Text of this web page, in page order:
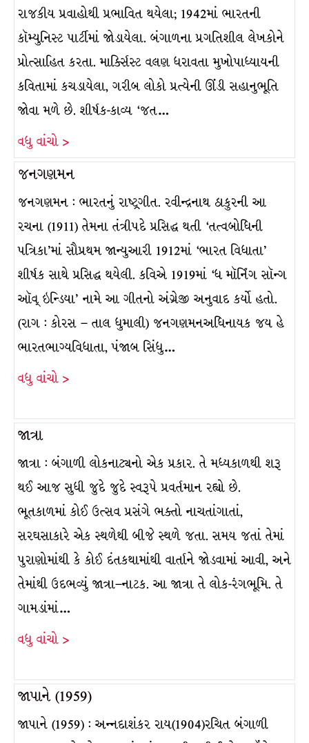
રાજકીય પ્રવાહોથી પ્રભાવિત થયેલા; 1942માં ભારતની
કૉમ્યુનિસ્ટ પાર્ટીમાં જોડાયેલા. બંગાળના પ્રગતિશીલ લેખકોને
પ્રોત્સાહિત કરતા. માર્ક્સિસ્ટ વલણ ધરાવતા મુખોપાધ્યાયની
કવિતામાં કચડાયેલા, ગરીબ લોકો પ્રત્યેની ઊંડી સહાનુભૂતિ
જોવા મળે છે. શીર્ષક-કાવ્ય ‘જત…
વધુ વાંચો >
જનગણમન
જનગણમન : ભારતનું રાષ્ટ્રગીત. રવીન્દ્રનાથ ઠાકુરની આ
રચના (1911) તેમના તંત્રીપદે પ્રસિદ્ધ થતી ‘તત્વબોધિની
પત્રિકા’માં સૌપ્રથમ જાન્યુઆરી 1912માં ‘ભારત વિધાતા’
શીર્ષક સાથે પ્રસિદ્ધ થયેલી. કવિએ 1919માં ‘ધ મૉર્નિંગ સૉન્ગ
ઑવ્ ઇન્ડિયા’ નામે આ ગીતનો અંગ્રેજી અનુવાદ કર્યો હતો.
(રાગ : કોરસ – તાલ ધુમાલી) જનગણમનઅધિનાયક જય હે
ભારતભાગ્યવિધાતા, પંજાબ સિંધુ…
વધુ વાંચો >
જાત્રા
જાત્રા : બંગાળી લોકનાટ્યનો એક પ્રકાર. તે મધ્યકાળથી શરૂ
થઈ આજ સુધી જુદે જુદે સ્વરૂપે પ્રવર્તમાન રહ્યો છે.
ભૂતકાળમાં કોઈ ઉત્સવ પ્રસંગે ભક્તો નાચતાંગાતાં,
સરઘસાકારે એક સ્થળેથી બીજે સ્થળે જતા. સમય જતાં તેમાં
પુરાણોમાંથી કે કોઈ દંતકથામાંથી વાર્તાને જોડવામાં આવી, અને
તેમાંથી ઉદભવ્યું જાત્રા–નાટક. આ જાત્રા તે લોક-રંગભૂમિ. તે
ગામડાંમાં…
વધુ વાંચો >
જાપાને (1959)
જાપાને (1959) : અન્નદાશંકર રાય(1904)રચિત બંગાળી